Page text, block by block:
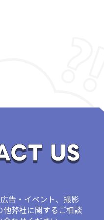
告・イベント、撮影
弊社に関するご相談